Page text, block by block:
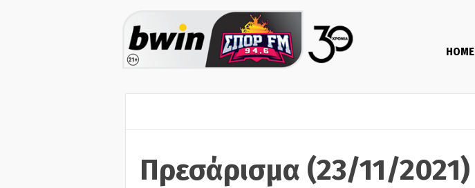
HOME
Πρεσάρισμα (23/11/2021)